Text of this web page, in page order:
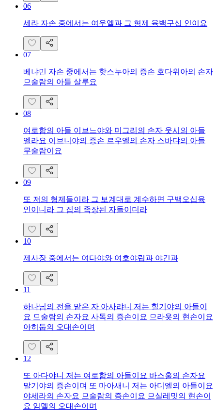
06
세라 자손 중에서는 여우엘과 그 형제 육백구십 인이요
07
베냐민 자손 중에서는 핫스누아의 증손 호다위아의 손자
므술람의 아들 살루요
08
여로함의 아들 이브느야와 미그리의 손자 웃시의 아들
엘라요 이브니야의 증손 르우엘의 손자 스바댜의 아들
무술람이요
09
또 저의 형제들이라 그 보계대로 계수하면 구백오십육
인이니라 그 집의 족장된 자들이더라
10
제사장 중에서는 여다야와 여호야립과 야긴과
11
하나님의 전을 맡은 자 아사랴니 저는 힐기야의 아들이
요 므술람의 손자요 사독의 증손이요 므라욧의 현손이요
아히둡의 오대손이며
12
또 아다야니 저는 여로함의 아들이요 바스훌의 손자요
말기야의 증손이며 또 마아새니 저는 아디엘의 아들이요
야세라의 손자요 므술람의 증손이요 므실레밋의 현손이
요 임멜의 오대손이며